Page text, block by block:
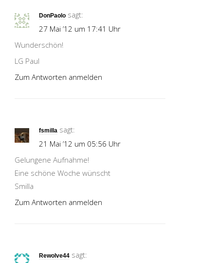
DonPaolo sagt:
27 Mai ’12 um 17:41 Uhr
Wunderschön!
LG Paul
Zum Antworten anmelden
fsmilla sagt:
21 Mai ’12 um 05:56 Uhr
Gelungene Aufnahme!
Eine schöne Woche wünscht
Smilla
Zum Antworten anmelden
Rewolve44 sagt: